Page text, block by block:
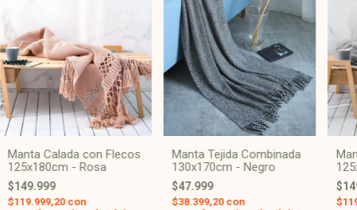
Manta Calada con Flecos
125x180cm - Rosa
$149.999
$119.999,20 con
Manta Tejida Combinada
130x170cm - Negro
$47.999
$38.399,20 con